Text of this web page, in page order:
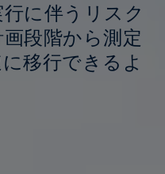
に伴うリスク
段階から測定
移行できるよ